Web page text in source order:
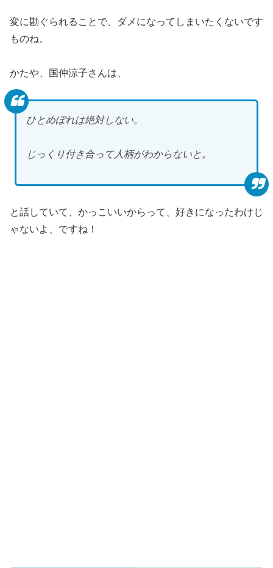
変に勘ぐられることで、ダメになってしまいたくないです
ものね。
かたや、国仲涼子さんは、
ひとめぼれは絶対しない。
じっくり付き合って人柄がわからないと。
と話していて、かっこいいからって、好きになったわけじ
ゃないよ、ですね！